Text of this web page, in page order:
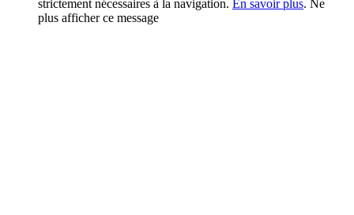
strictement nécessaires à la navigation. En savoir plus. Ne
plus afficher ce message